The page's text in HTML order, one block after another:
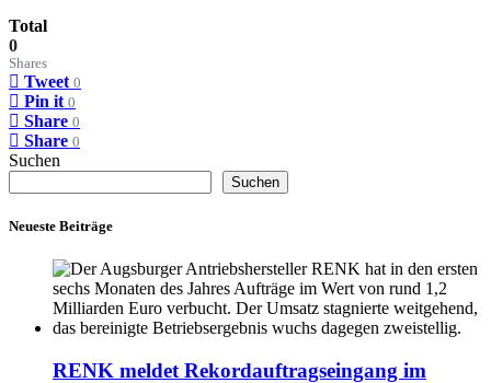
Total
0
Shares
Tweet 0
Pin it 0
Share 0
Share 0
Suchen
Suchen
Neueste Beiträge
RENK meldet Rekordauftragseingang im